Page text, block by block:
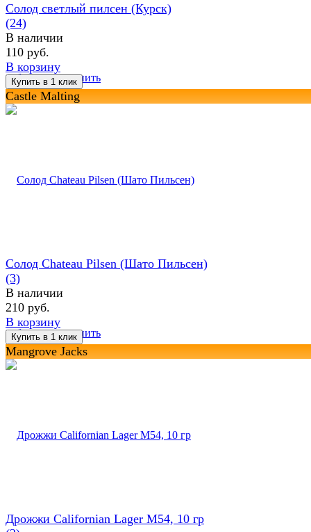
избранное сравнить
Солод светлый пилсен (Курск)
(24)
В наличии
110 руб.
В корзину
Castle Malting
избранное сравнить
Солод Chateau Pilsen (Шато Пильсен)
(3)
В наличии
210 руб.
В корзину
Mangrove Jacks
Дрожжи Californian Lager M54, 10 гр